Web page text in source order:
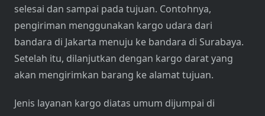
selesai dan sampai pada tujuan. Contohnya,
pengiriman menggunakan kargo udara dari
bandara di Jakarta menuju ke bandara di Surabaya.
Setelah itu, dilanjutkan dengan kargo darat yang
akan mengirimkan barang ke alamat tujuan.
Jenis layanan kargo diatas umum dijumpai di